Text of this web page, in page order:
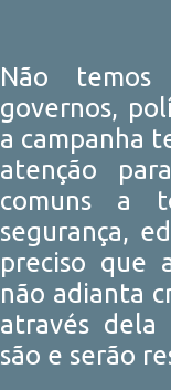
Não
governos,
a campanha
atenção
comuns a
segurança,
preciso que
não adianta
através dela
são e serão